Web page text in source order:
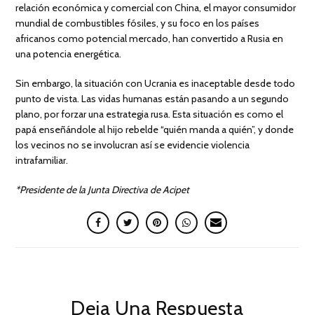
relación económica y comercial con China, el mayor consumidor
mundial de combustibles fósiles, y su foco en los países
africanos como potencial mercado, han convertido a Rusia en
una potencia energética.
Sin embargo, la situación con Ucrania es inaceptable desde todo
punto de vista. Las vidas humanas están pasando a un segundo
plano, por forzar una estrategia rusa. Esta situación es como el
papá enseñándole al hijo rebelde “quién manda a quién”, y donde
los vecinos no se involucran así se evidencie violencia
intrafamiliar.
*Presidente de la Junta Directiva de Acipet
Deja Una Respuesta